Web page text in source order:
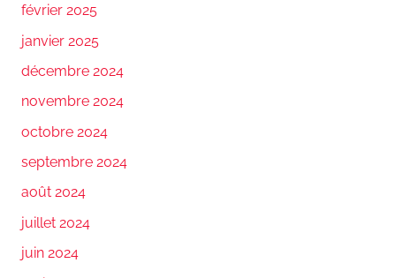
février 2025
janvier 2025
décembre 2024
novembre 2024
octobre 2024
septembre 2024
août 2024
juillet 2024
juin 2024